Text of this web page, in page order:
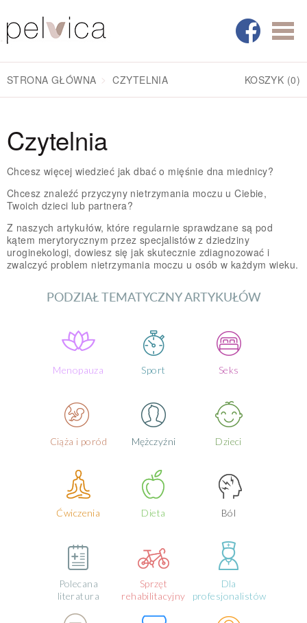
STRONA GŁÓWNA CZYTELNIA KOSZYK (0)
Czytelnia
Chcesz więcej wiedzieć jak dbać o mięśnie dna miednicy?
Chcesz znaleźć przyczyny nietrzymania moczu u Ciebie,
Twoich dzieci lub partnera?
Z naszych artykułów, które regularnie sprawdzane są pod
kątem merytorycznym przez specjalistów z dziedziny
uroginekologi, dowiesz się jak skutecznie zdiagnozować i
zwalczyć problem nietrzymania moczu u osób w każdym wieku.
PODZIAŁ TEMATYCZNY ARTYKUŁÓW
Menopauza Sport Seks
Ciąża i poród Mężczyźni Dzieci
Ćwiczenia Dieta Ból
Polecana
literatura
Sprzęt
rehabilitacyjny
Dla
profesjonalistów